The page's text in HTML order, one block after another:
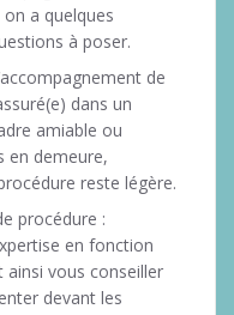
on a quelques
à poser.
de
dans un
amiable ou
en demeure,
reste légère.
procédure :
en fonction
ainsi vous conseiller
devant les